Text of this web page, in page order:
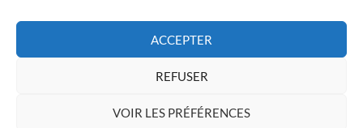
ACCEPTER
REFUSER
VOIR LES PRÉFÉRENCES
Connexion
Copyright © 2017-2026 résidence Apollonia 1